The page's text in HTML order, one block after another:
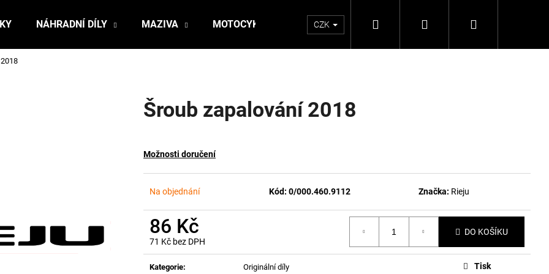
NÁHRADNÍ DÍLY MAZIVA MOTOCYKLY CZK Hledat PřihlášeníNákupní
Šroub zapalování 2018
Možnosti doručení
Na objednání Kód: 0/000.460.9112 Značka: Rieju
86 Kč
71 Kč bez DPH
Měrná
cena:
DO KOŠÍKU
Kategorie:
Originální díly
Tisk
Co potřebujete najít?
HLEDAT